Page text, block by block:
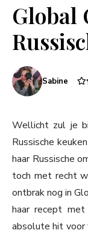
Global
Sabine
Wellicht zul je
Russische
haar Russische
toch met recht
ontbrak nog in
haar recept
absolute hit voor